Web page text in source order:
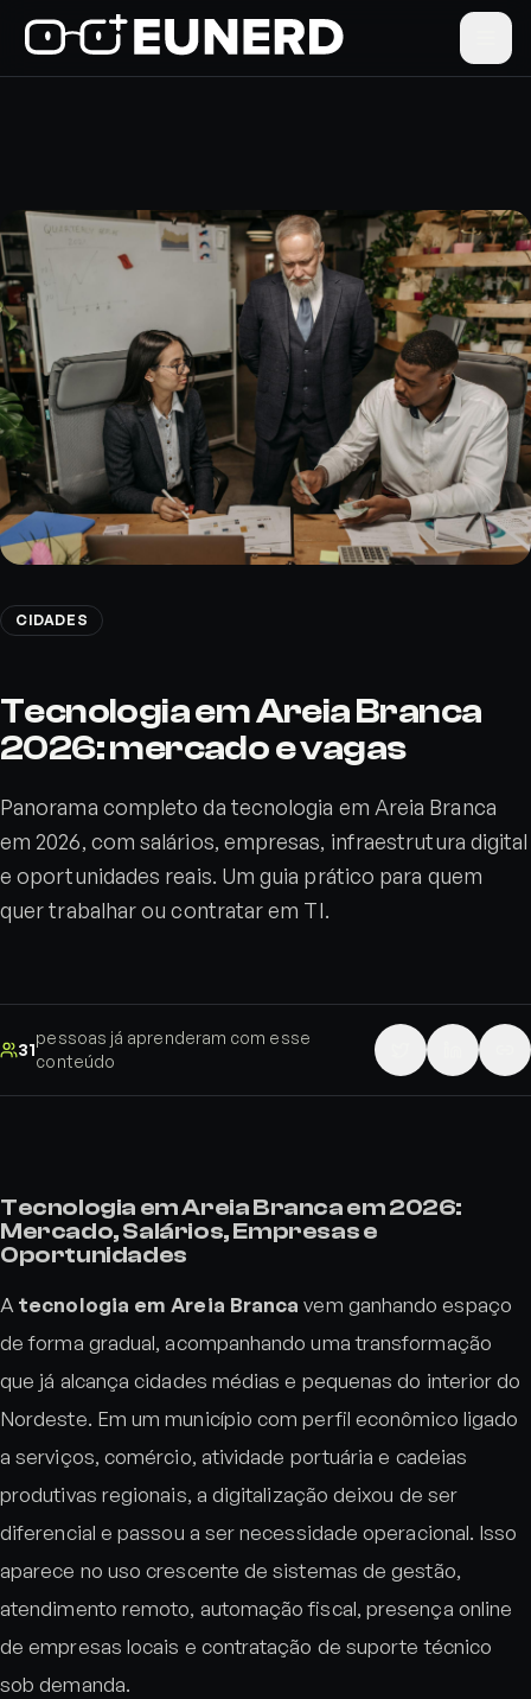
CIDADES
Tecnologia em Areia Branca
2026: mercado e vagas
Panorama completo da tecnologia em Areia Branca
em 2026, com salários, empresas, infraestrutura digital
e oportunidades reais. Um guia prático para quem
quer trabalhar ou contratar em TI.
31
pessoas já aprenderam com esse
conteúdo
Tecnologia em Areia Branca em 2026:
Mercado, Salários, Empresas e
Oportunidades
Atecnologia em Areia Branca vem ganhando espaço
de forma gradual, acompanhando uma transformação
que já alcança cidades médias e pequenas do interior do
Nordeste. Em um município com perfil econômico ligado
a serviços, comércio, atividade portuária e cadeias
produtivas regionais, a digitalização deixou de ser
diferencial e passou a ser necessidade operacional. Isso
aparece no uso crescente de sistemas de gestão,
atendimento remoto, automação fiscal, presença online
de empresas locais e contratação de suporte técnico
sob demanda.